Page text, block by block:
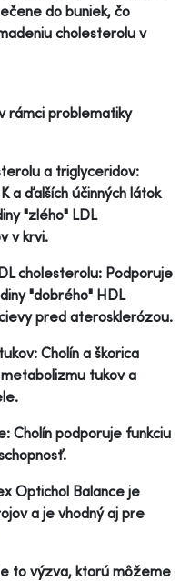
do buniek, čo
cholesterolu v
rámci problematiky
a triglyceridov:
a ďalších účinných látok
"zlého" LDL
v krvi.
cholesterolu: Podporuje
"dobrého" HDL
pred aterosklerózou.
Cholín a škorica
tukov a
Cholín podporuje funkciu
Optichol Balance je
a je vhodný aj pre
to výzva, ktorú môžeme